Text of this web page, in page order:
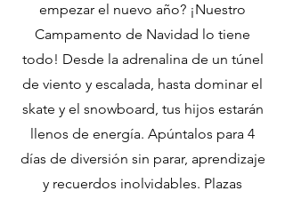
empezar el nuevo año? ¡Nuestro
Campamento de Navidad lo tiene
todo! Desde la adrenalina de un túnel
de viento y escalada, hasta dominar el
skate y el snowboard, tus hijos estarán
llenos de energía. Apúntalos para 4
días de diversión sin parar, aprendizaje
y recuerdos inolvidables. Plazas